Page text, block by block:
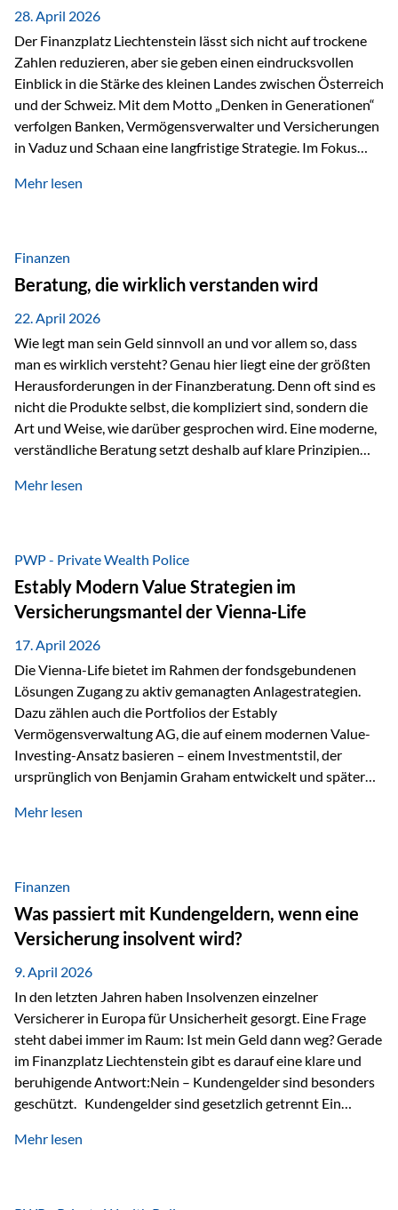
durch die Fähigkeit von Unternehmen, mehr…
28. April 2026
Der Finanzplatz Liechtenstein lässt sich nicht auf trockene
Zahlen reduzieren, aber sie geben einen eindrucksvollen
Einblick in die Stärke des kleinen Landes zwischen Österreich
und der Schweiz. Mit dem Motto „Denken in Generationen“
verfolgen Banken, Vermögensverwalter und Versicherungen
in Vaduz und Schaan eine langfristige Strategie. Im Fokus
Marktzugang Liechtenstein hat sich in den letzten Jahren zu
verfügbaren Kennzahlen (Stand Ende 2024, veröffentlicht
2025/2026)…
Mehr lesen
Finanzen
Beratung, die wirklich verstanden wird
22. April 2026
Wie legt man sein Geld sinnvoll an und vor allem so, dass
man es wirklich versteht? Genau hier liegt eine der größten
Herausforderungen in der Finanzberatung. Denn oft sind es
nicht die Produkte selbst, die kompliziert sind, sondern die
Art und Weise, wie darüber gesprochen wird. Eine moderne,
verständliche Beratung setzt deshalb auf klare Prinzipien
fünf zentrale Faktoren: eine saubere Struktur, breite
diesem Thema liefern unter anderem die praxisnahen
Ansätze von Finanzexperte Klaus Rost, der seit vielen Jahren
für eine verständliche und…
Mehr lesen
PWP - Private Wealth Police
Estably Modern Value Strategien im
Versicherungsmantel der Vienna-Life
17. April 2026
Die Vienna-Life bietet im Rahmen der fondsgebundenen
Lösungen Zugang zu aktiv gemanagten Anlagestrategien.
Dazu zählen auch die Portfolios der Estably
Vermögensverwaltung AG, die auf einem modernen Value-
Investing-Ansatz basieren – einem Investmentstil, der
ursprünglich von Benjamin Graham entwickelt und später
Modernes Value Investing als Grundlage Der
Fokus stehen Unternehmen, deren Börsenkurs unter ihrem
inneren Wert liegt. Neben klassischen
Bewertungskennzahlen werden auch qualitative Faktoren
wie Geschäftsmodell, Wettbewerbsvorteile und
Managementqualität…
Mehr lesen
Finanzen
Was passiert mit Kundengeldern, wenn eine
Versicherung insolvent wird?
9. April 2026
In den letzten Jahren haben Insolvenzen einzelner
Versicherer in Europa für Unsicherheit gesorgt. Eine Frage
steht dabei immer im Raum: Ist mein Geld dann weg? Gerade
im Finanzplatz Liechtenstein gibt es darauf eine klare und
beruhigende Antwort:Nein – Kundengelder sind besonders
geschützt. Kundengelder sind gesetzlich getrennt Ein
sogenannte Sondermasse. Das bedeutet:Die
Mehr lesen